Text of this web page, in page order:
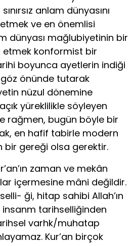
anlam dünyasını
ve en önemlisi
dünyası mağlubiyetinin bir
konformist bir
boyun­ca ayetlerin indiği
önünde tutarak
nüzul dönemine
yüreklilikle söyleyen
rağmen, bugün böyle bir
en hafif tabirle mo­dern
bir gereği olsa gerektir.
zaman ve mekân
içermesine mâni değildir.
ği, hitap sahibi Allah’ın
tarihselli­ğinden
varhk/muhatap
Kur’an birçok